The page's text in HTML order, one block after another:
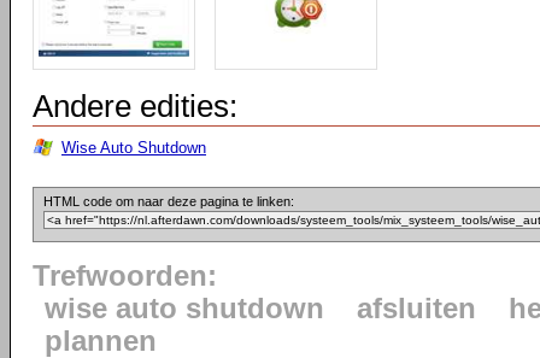
Andere edities:
Wise Auto Shutdown
HTML code om naar deze pagina te linken:
Trefwoorden:
wise auto shutdown
afsluiten
plannen